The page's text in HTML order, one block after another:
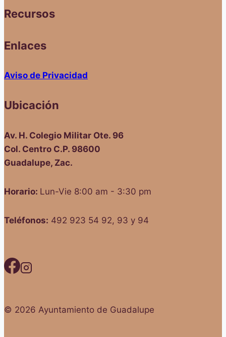
Recursos
Enlaces
Aviso de Privacidad
Ubicación
Av. H. Colegio Militar Ote. 96
Col. Centro C.P. 98600
Guadalupe, Zac.
Horario: Lun-Vie 8:00 am - 3:30 pm
Teléfonos: 492 923 54 92, 93 y 94
© 2026 Ayuntamiento de Guadalupe